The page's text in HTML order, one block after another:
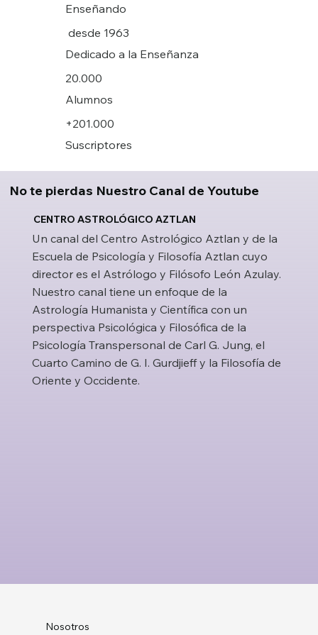
Enseñando
desde 1963
Dedicado a la Enseñanza
20.000
Alumnos
+201.000
Suscriptores
No te pierdas Nuestro Canal de Youtube
CENTRO ASTROLÓGICO AZTLAN
Un canal del Centro Astrológico Aztlan y de la
Escuela de Psicología y Filosofía Aztlan cuyo
director es el Astrólogo y Filósofo León Azulay.
Nuestro canal tiene un enfoque de la
Astrología Humanista y Científica con un
perspectiva Psicológica y Filosófica de la
Psicología Transpersonal de Carl G. Jung, el
Cuarto Camino de G. I. Gurdjieff y la Filosofía de
Oriente y Occidente.
Nosotros